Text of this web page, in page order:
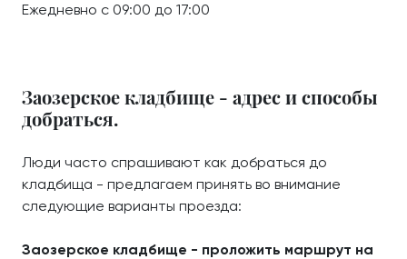
Ежедневно с 09:00 до 17:00
Заозерское кладбище - адрес и способы
добраться.
Люди часто спрашивают как добраться до
кладбища - предлагаем принять во внимание
следующие варианты проезда:
Заозерское кладбище - проложить маршрут на